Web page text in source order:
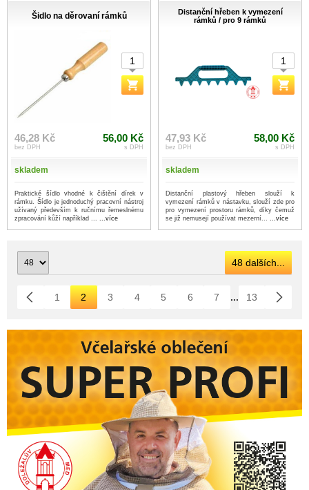
Šidlo na děrovaní rámků
46,28 Kč
bez DPH
56,00 Kč
s DPH
skladem
Praktické šídlo vhodné k čištění dírek v
rámku. Šídlo je jednoduchý pracovní nástroj
užívaný především k ručnímu řemeslnému
zpracování kůží například ... ...více
Distanční hřeben k vymezení
rámků / pro 9 rámků
47,93 Kč
bez DPH
58,00 Kč
s DPH
skladem
Distanční plastový hřeben slouží k
vymezení rámků v nástavku, slouží zde pro
pro vymezení prostoru rámků, díky čemuž
se již nemusejí používat mezerní... ...více
48 dalších...
1 2 3 4 5 6 7 ... 13